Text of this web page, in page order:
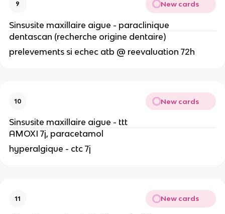
9 New cards
Sinsusite maxillaire aigue - paraclinique
dentascan (recherche origine dentaire)
prelevements si echec atb @ reevaluation 72h
10 New cards
Sinsusite maxillaire aigue - ttt
AMOXI 7j, paracetamol
hyperalgique - ctc 7j
11 New cards